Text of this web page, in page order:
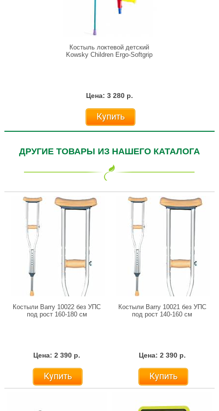
Костыль локтевой детский
Kowsky Children Ergo-Softgrip
Цена: 3 280 р.
Купить
ДРУГИЕ ТОВАРЫ ИЗ НАШЕГО КАТАЛОГА
Костыли Barry 10022 без УПС
под рост 160-180 см
Цена: 2 390 р.
Купить
Костыли Barry 10021 без УПС
под рост 140-160 см
Цена: 2 390 р.
Купить